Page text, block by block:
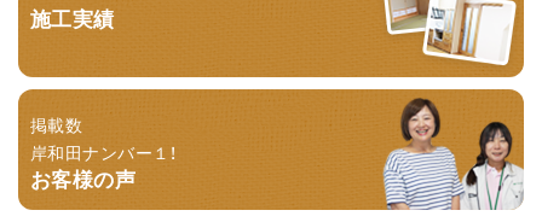
施工実績
掲載数
岸和田ナンバー１！
お客様の声